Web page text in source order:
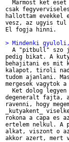
Marmost ket eset
csak
hallottam
vesz, az ugyis tul
El fogja hinni.
> Mindenki
A "pitbull" szo
pedig bikat. A
behajitani es mit
kalapot, tiroli
tudom ajanlani.
mergesek vagytok
Ket dolog legyen
degeneralt fajta,
ravenni, hogy
_kutyakent_
rokona a capa es
ertelem nelkul. A
alkat, viszont o
akkor azert, mert